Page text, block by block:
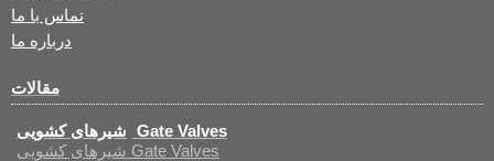
تماس با ما
درباره ما
مقالات
شیرهای کشویی Gate Valves
شیرهای کشویی Gate Valves